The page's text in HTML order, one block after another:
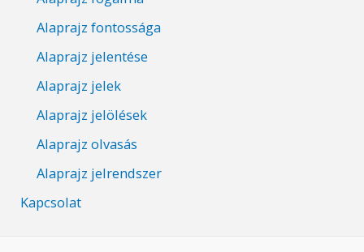
Alaprajz fontossága
Alaprajz jelentése
Alaprajz jelek
Alaprajz jelölések
Alaprajz olvasás
Alaprajz jelrendszer
Kapcsolat